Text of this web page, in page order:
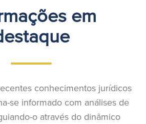
em
conhecimentos jurídicos
se informado com análises de
o através do dinâmico